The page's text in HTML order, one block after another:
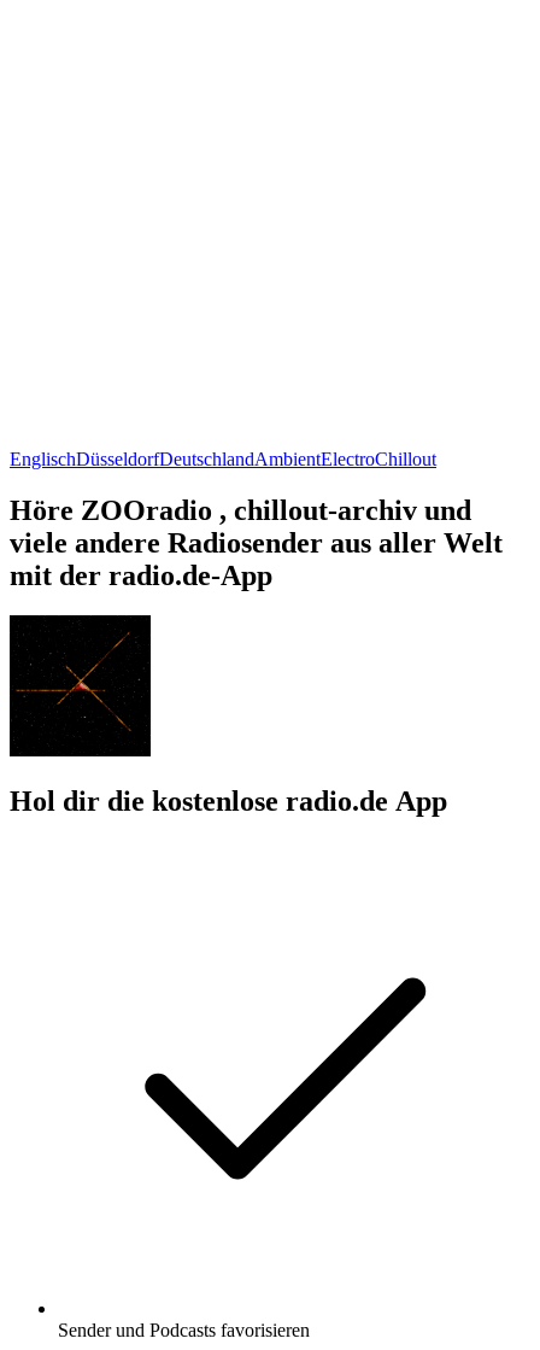
EnglischDüsseldorfDeutschlandAmbientElectroChillout
Höre ZOOradio , chillout-archiv und
viele andere Radiosender aus aller Welt
mit der radio.de-App
Hol dir die kostenlose radio.de App
Sender und Podcasts favorisieren